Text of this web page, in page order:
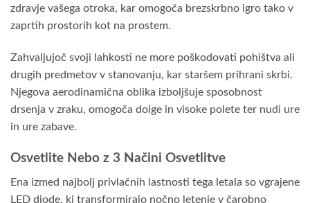
zdravje vašega otroka, kar omogoča brezskrbno igro tako v
zaprtih prostorih kot na prostem.
Zahvaljujoč svoji lahkosti ne more poškodovati pohištva ali
drugih predmetov v stanovanju, kar staršem prihrani skrbi.
Njegova aerodinamična oblika izboljšuje sposobnost
drsenja v zraku, omogoča dolge in visoke polete ter nudi ure
in ure zabave.
Osvetlite Nebo z 3 Načini Osvetlitve
Ena izmed najbolj privlačnih lastnosti tega letala so vgrajene
LED diode, ki transformirajo nočno letenje v čarobno